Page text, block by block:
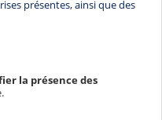
présentes, ainsi que des
la présence des